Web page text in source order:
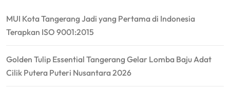
MUI Kota Tangerang Jadi yang Pertama di Indonesia
Terapkan ISO 9001:2015
Golden Tulip Essential Tangerang Gelar Lomba Baju Adat
Cilik Putera Puteri Nusantara 2026